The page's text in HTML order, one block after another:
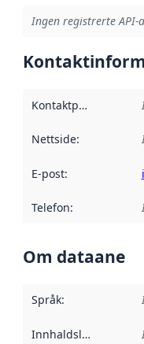
Ingen registrerte
Kontaktpunkt
Nettside:
E-post:
Telefon:
Om dataane
Språk:
Innhaldsleverandørar